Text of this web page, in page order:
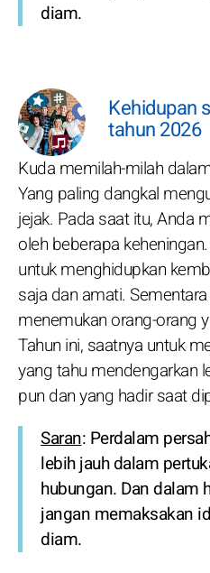
diam.
Kehidupan
tahun 2026
Kuda memilah-milah
Yang paling dangkal
jejak. Pada saat itu, Anda
oleh beberapa
untuk menghidupkan
saja dan amati.
menemukan orang-orang
Tahun ini, saatnya untuk
yang tahu mendengarkan
pun dan yang hadir saat
Saran: Perdalam
lebih jauh dalam
hubungan. Dan dalam
jangan memaksakan
diam.